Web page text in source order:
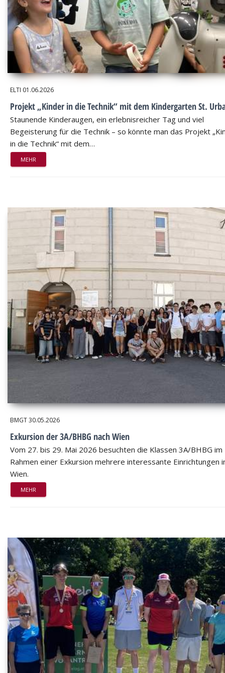
ELTI 01.06.2026
Projekt „Kinder in die Technik“ mit dem Kindergarten St.
Staunende Kinderaugen, ein erlebnisreicher Tag und viel
Begeisterung für die Technik – so könnte man das Projekt
in die Technik“ mit dem…
MEHR
BMGT30.05.2026
Exkursion der 3A/BHBG nach Wien
Vom 27. bis 29. Mai 2026 besuchten die Klassen 3A/BHBG im
Rahmen einer Exkursion mehrere interessante Einrichtungen
Wien.
MEHR